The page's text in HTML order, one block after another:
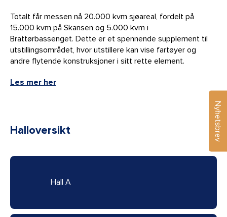
Totalt får messen nå 20.000 kvm sjøareal, fordelt på
15.000 kvm på Skansen og 5.000 kvm i
Brattørbassenget. Dette er et spennende supplement til
utstillingsområdet, hvor utstillere kan vise fartøyer og
andre flytende konstruksjoner i sitt rette element.
Les mer her
Halloversikt
Hall A
Nyhetsbrev